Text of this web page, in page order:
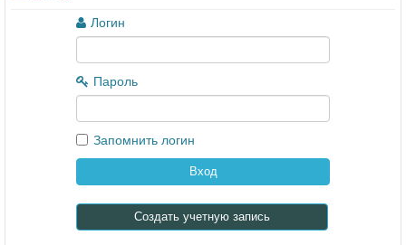
Логин
Пароль
Запомнить логин
Создать учетную запись